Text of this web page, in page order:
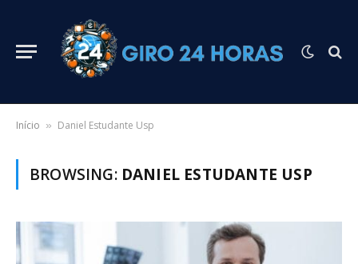
Início » Daniel Estudante Usp
BROWSING: DANIEL ESTUDANTE USP